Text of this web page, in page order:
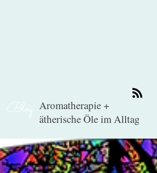
Blog Aromatherapie +
ätherische Öle im Alltag